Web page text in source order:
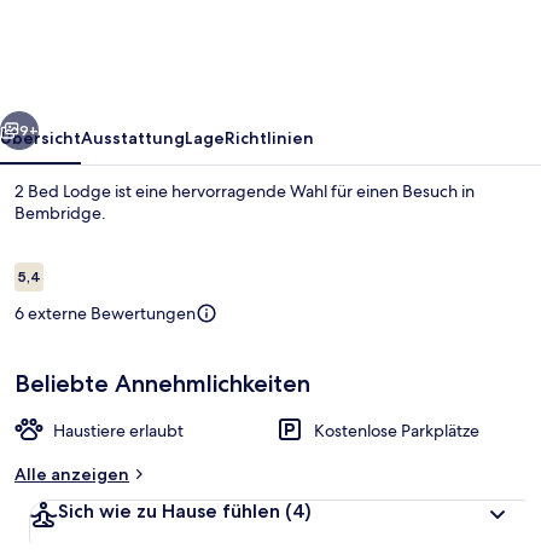
Ferienhütte | Speisen
Weiter
9+
ÜbersichtAusstattungLageRichtlinien
2 Bed Lodge ist eine hervorragende Wahl für einen Besuch in
Bembridge.
Bewertungen
5,45,4 von 10.
6 externe Bewertungen
Beliebte Annehmlichkeiten
Haustiere erlaubt
Kostenlose Parkplätze
Alle anzeigen
Sich wie zu Hause fühlen (4)